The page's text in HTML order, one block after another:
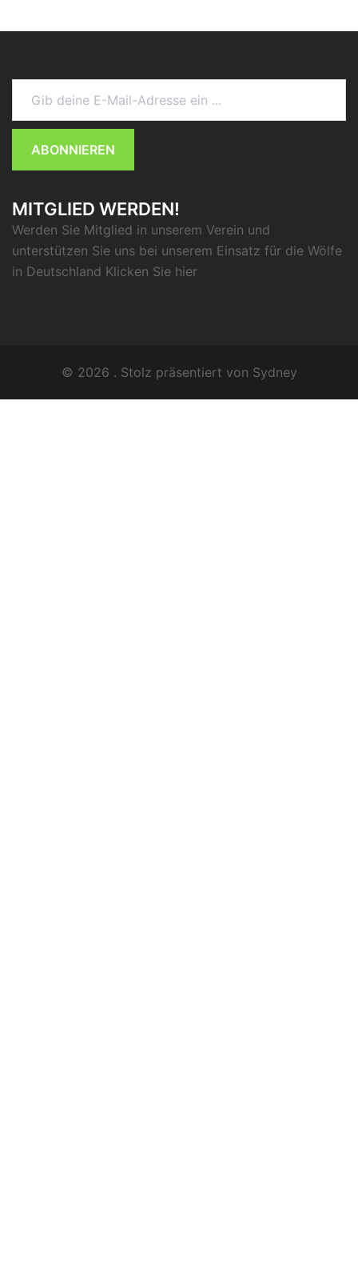
Gib deine E-Mail-Adresse ein ...
ABONNIEREN
MITGLIED WERDEN!
Werden Sie Mitglied in unserem Verein und
unterstützen Sie uns bei unserem Einsatz für die Wölfe
in Deutschland Klicken Sie hier
© 2026 . Stolz präsentiert von Sydney